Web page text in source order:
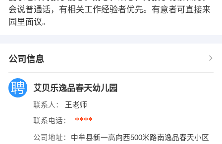
会说普通话，有相关工作经验者优先。有意者可直接来
园里面议。
公司信息
艾贝乐逸品春天幼儿园
联系人： 王老师
联系电话： ****
公司地址： 中牟县新一高向西500米路南逸品春天小区